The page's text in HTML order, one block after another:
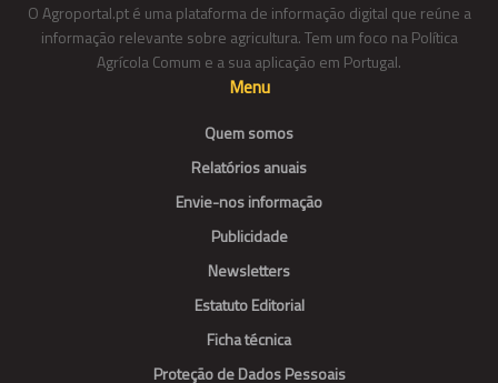
O Agroportal.pt é uma plataforma de informação digital que reúne a
informação relevante sobre agricultura. Tem um foco na Política
Agrícola Comum e a sua aplicação em Portugal.
Menu
Quem somos
Relatórios anuais
Envie-nos informação
Publicidade
Newsletters
Estatuto Editorial
Ficha técnica
Proteção de Dados Pessoais